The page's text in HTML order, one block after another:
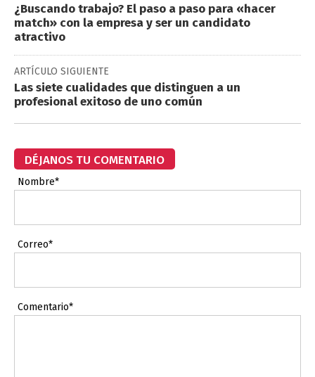
¿Buscando trabajo? El paso a paso para «hacer
match» con la empresa y ser un candidato
atractivo
ARTÍCULO SIGUIENTE
Las siete cualidades que distinguen a un
profesional exitoso de uno común
DÉJANOS TU COMENTARIO
Nombre*
Correo*
Comentario*